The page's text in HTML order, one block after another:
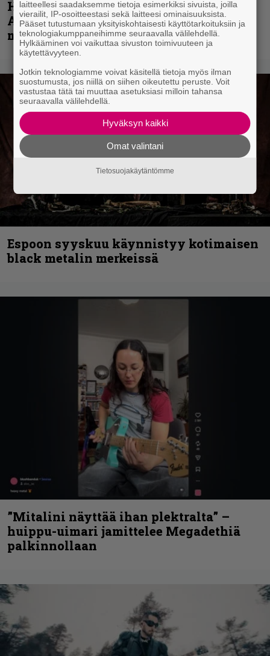
Hellsinki Metal Festival kuvina, osa 1 –
Accept, Carcass, Black Label Society ja
muita avauspäivän esiintyjiä
Espoon syyskuu käynnistyy kotimaisen
black metalin merkeissä
”Mitalini näyttää ihan plektralta” –
huippu-uimari jamittelee Megadethiä
palkinnollaan
laitteellesi saadaksemme tietoja esimerkiksi sivuista, joilla
vierailit, IP-osoitteestasi sekä laitteesi ominaisuuksista.
Pääset tutustumaan yksityiskohtaisesti käyttötarkoituksiin ja
teknologiakumppaneihimme seuraavalla välilehdellä.
Hylkääminen voi vaikuttaa sivuston toimivuuteen ja
käytettävyyteen.
Jotkin teknologiamme voivat käsitellä tietoja myös ilman
suostumusta, jos niillä on siihen oikeutettu peruste. Voit
vastustaa tätä tai muuttaa asetuksiasi milloin tahansa
seuraavalla välilehdellä.
Hyväksyn kaikki
Omat valintani
Tietosuojakäytäntömme